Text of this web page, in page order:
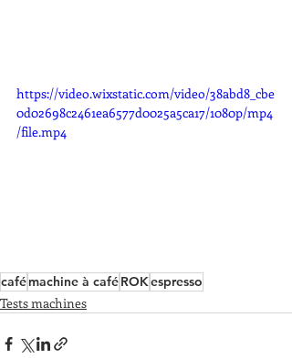
https://video.wixstatic.com/video/38abd8_cbe
0d02698c2461ea6577d0025a5ca17/1080p/mp4
/file.mp4
cafémachine à caféROKespresso
Tests machines